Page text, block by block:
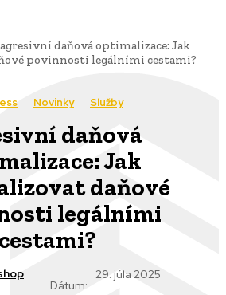
agresivní daňová optimalizace: Jak
povinnosti legálními cestami?
Novinky Služby
daňová
Jak
daňové
legálními
cestami?
Dátum:
29. júla 2025